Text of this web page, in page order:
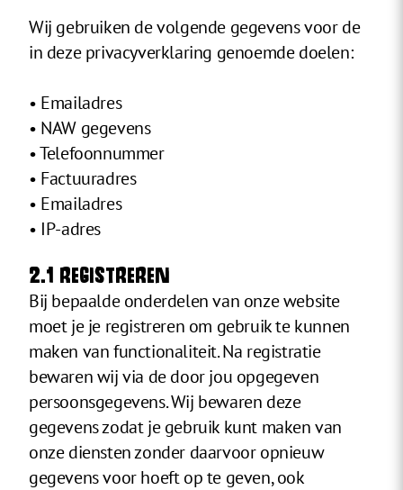
Wij gebruiken de volgende gegevens voor de
in deze privacyverklaring genoemde doelen:
• Emailadres
• NAW gegevens
• Telefoonnummer
• Factuuradres
• Emailadres
• IP-adres
2.1 REGISTREREN
Bij bepaalde onderdelen van onze website
moet je je registreren om gebruik te kunnen
maken van functionaliteit. Na registratie
bewaren wij via de door jou opgegeven
persoonsgegevens. Wij bewaren deze
gegevens zodat je gebruik kunt maken van
onze diensten zonder daarvoor opnieuw
gegevens voor hoeft op te geven, ook